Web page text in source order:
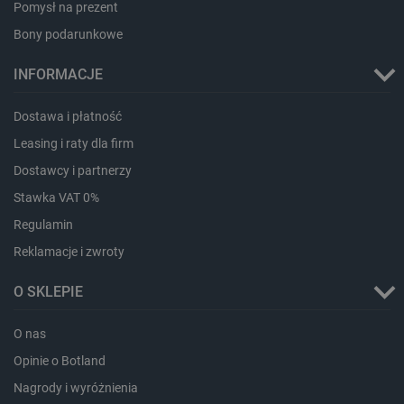
Pomysł na prezent
Bony podarunkowe
INFORMACJE
Dostawa i płatność
Leasing i raty dla firm
Dostawcy i partnerzy
Stawka VAT 0%
Regulamin
Reklamacje i zwroty
O SKLEPIE
O nas
Opinie o Botland
Nagrody i wyróżnienia